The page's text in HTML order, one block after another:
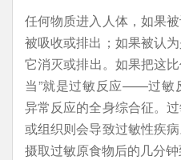
任何物质进入人体，如果
被吸收或排出；如果被认
它消灭或排出。如果把这
当”就是过敏反应——过敏
异常反应的全身综合征。
或组织则会导致过敏性疾
摄取过敏原食物后的几分钟